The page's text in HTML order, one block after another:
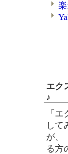
エク
♪
「
して
が、
る方